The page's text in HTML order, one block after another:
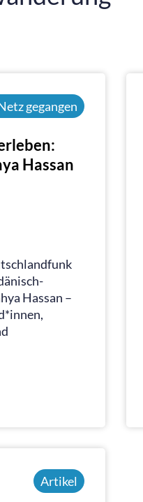
gegangen
Hassan
Hassan –
Artikel